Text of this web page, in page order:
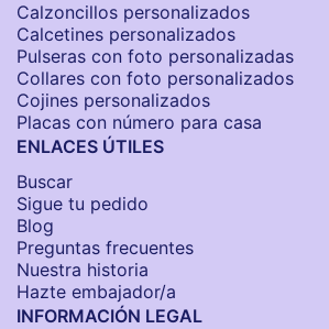
Calzoncillos personalizados​
Calcetines personalizados
Pulseras con foto personalizadas
Collares con foto personalizados
Cojines personalizados
Placas con número para casa
ENLACES ÚTILES
Buscar
Sigue tu pedido
Blog
Preguntas frecuentes
Nuestra historia
Hazte embajador/a
INFORMACIÓN LEGAL